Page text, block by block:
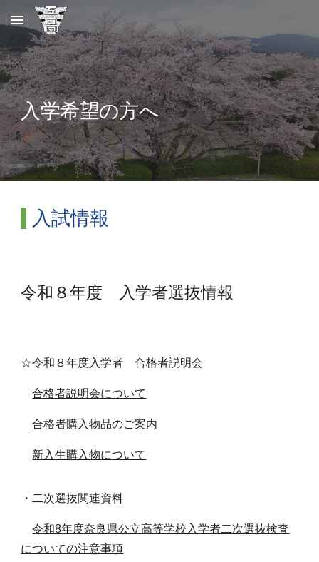
Skip to main content
入学希望の方へ
入試情報
令和８年度 入学者選抜情報
☆令和８年度入学者 合格者説明会
合格者説明会について
合格者購入物品のご案内
新入生購入物について
・二次選抜関連資料
令和8年度奈良県公立高等学校入学者二次選抜検査
についての注意事項